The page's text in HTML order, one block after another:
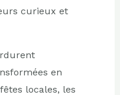
curieux et
en
locales, les